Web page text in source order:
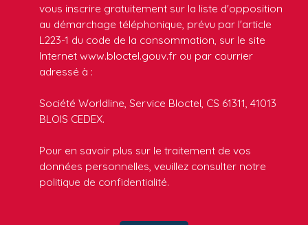
vous inscrire gratuitement sur la liste d'opposition
au démarchage téléphonique, prévu par l'article
L223-1 du code de la consommation, sur le site
Internet www.bloctel.gouv.fr ou par courrier
adressé à :
Société Worldline, Service Bloctel, CS 61311, 41013
BLOIS CEDEX.
Pour en savoir plus sur le traitement de vos
données personnelles, veuillez consulter notre
politique de confidentialité.